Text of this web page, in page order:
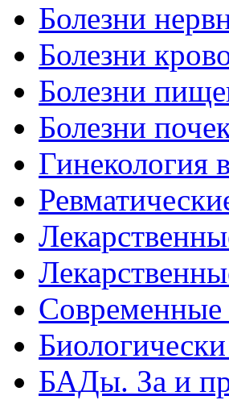
Болезни
Болезни
Болезни
Болезни
Гинекология
Современные
БАДы. За и